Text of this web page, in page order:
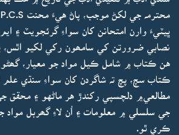
ڀيٽيءَ وارن امتحانن کان سواءِ گرئجويٽ ۽
نصابي ضرورتن کي سامھون رکي لکيو اٿس،
هن ڪتاب ۾ شامل ڪيل مواد جو معيار، گھڻو
ڪتاب سچ، پچ تہ شاگردن کان سواءِ سنڌي
مطالعي۾ دلچسپي رکندڙ هر ماڻهو ۽
جي سلسلي ۾ معلومات ۽ اُن لاءِ گھربل مواد
ڪري ٿو.